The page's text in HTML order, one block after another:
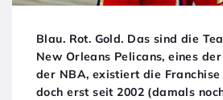
Blau. Rot. Gold. Das sind die
New Orleans Pelicans, eines
der NBA, existiert die Franchise
doch erst seit 2002 (damals